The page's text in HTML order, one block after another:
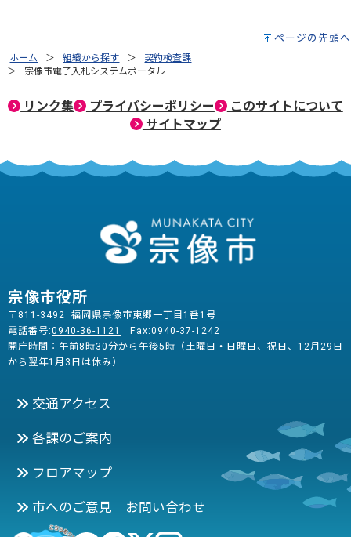
ページの先頭へ
ホーム 組織から探す
契約検査課
宗像市電子入札システムポータル
リンク集 プライバシーポリシー
このサイトについて
サイトマップ
宗像市役所
〒811-3492 福岡県宗像市東郷一丁目1番1号
電話番号:0940-36-1121
Fax:0940-37-1242
開庁時間：午前8時30分から午後5時（土曜日・日曜日、祝日、12月29日
から翌年1月3日は休み）
交通アクセス
各課のご案内
フロアマップ
市へのご意見 お問い合わせ